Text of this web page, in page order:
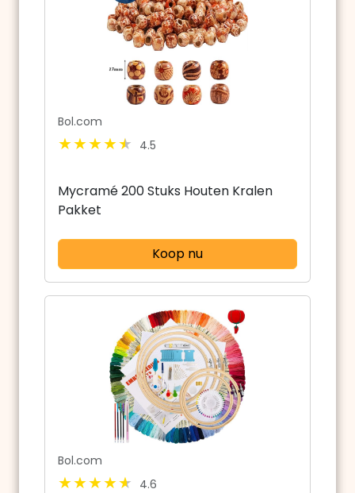
Bol.com
4.5
Mycramé 200 Stuks Houten Kralen
Pakket
Koop nu
Bol.com
4.6